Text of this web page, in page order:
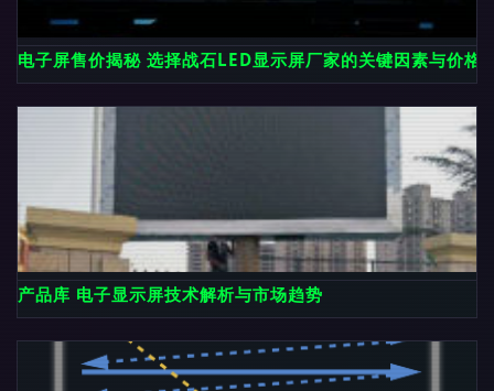
电子屏售价揭秘 选择战石LED显示屏厂家的关键因素与价格
产品库 电子显示屏技术解析与市场趋势